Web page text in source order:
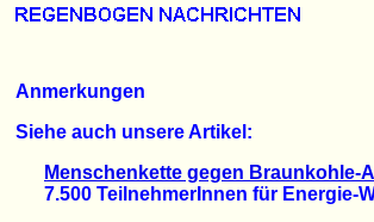
Anmerkungen
Siehe auch unsere Artikel:
Menschenkette gegen Braunkohle-
7.500 TeilnehmerInnen für Energie-